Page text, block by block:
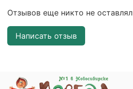
Отзывов еще никто не оставлял
Написать отзыв